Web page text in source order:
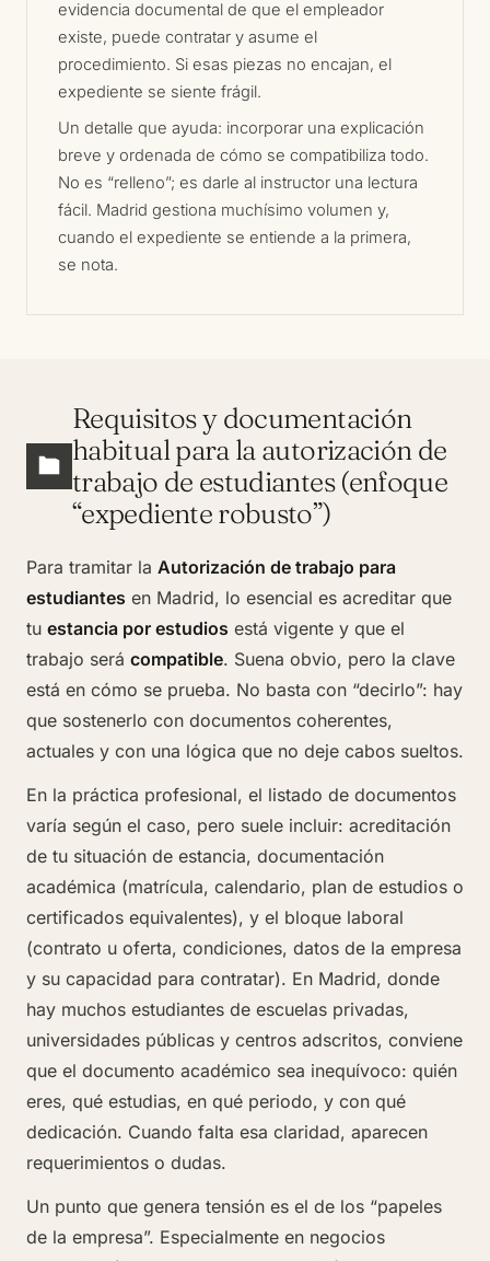
evidencia documental de que el empleador
existe, puede contratar y asume el
procedimiento. Si esas piezas no encajan, el
expediente se siente frágil.
Un detalle que ayuda: incorporar una explicación
breve y ordenada de cómo se compatibiliza todo.
No es “relleno”; es darle al instructor una lectura
fácil. Madrid gestiona muchísimo volumen y,
cuando el expediente se entiende a la primera,
se nota.
Requisitos y documentación
habitual para la autorización de
trabajo de estudiantes (enfoque
“expediente robusto”)
Para tramitar la Autorización de trabajo para
estudiantes en Madrid, lo esencial es acreditar que
tu estancia por estudios está vigente y que el
trabajo será compatible. Suena obvio, pero la clave
está en cómo se prueba. No basta con “decirlo”: hay
que sostenerlo con documentos coherentes,
actuales y con una lógica que no deje cabos sueltos.
En la práctica profesional, el listado de documentos
varía según el caso, pero suele incluir: acreditación
de tu situación de estancia, documentación
académica (matrícula, calendario, plan de estudios o
certificados equivalentes), y el bloque laboral
(contrato u oferta, condiciones, datos de la empresa
y su capacidad para contratar). En Madrid, donde
hay muchos estudiantes de escuelas privadas,
universidades públicas y centros adscritos, conviene
que el documento académico sea inequívoco: quién
eres, qué estudias, en qué periodo, y con qué
dedicación. Cuando falta esa claridad, aparecen
requerimientos o dudas.
Un punto que genera tensión es el de los “papeles
de la empresa”. Especialmente en negocios